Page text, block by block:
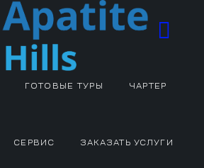
ГОТОВЫЕ ТУРЫ ЧАРТЕР
СЕРВИС ЗАКАЗАТЬ УСЛУГИ